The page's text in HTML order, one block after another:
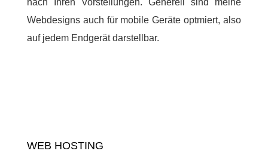
nach Ihren Vorstellungen. Generell sind meine
Webdesigns auch für mobile Geräte optmiert, also
auf jedem Endgerät darstellbar.
WEB HOSTING